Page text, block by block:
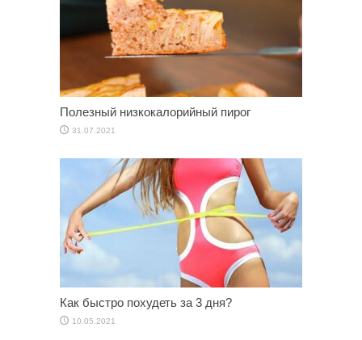
Полезный низкокалорийный пирог
31.07.2021
Как быстро похудеть за 3 дня?
10.05.2021